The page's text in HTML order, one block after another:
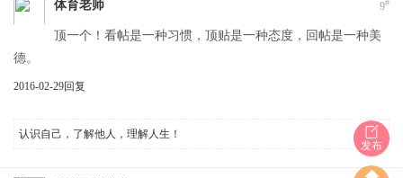
9#
体育老师
顶一个！看帖是一种习惯，顶贴是一种态度，回帖是一种美
德。
2016-02-29回复
认识自己，了解他人，理解人生！
发布